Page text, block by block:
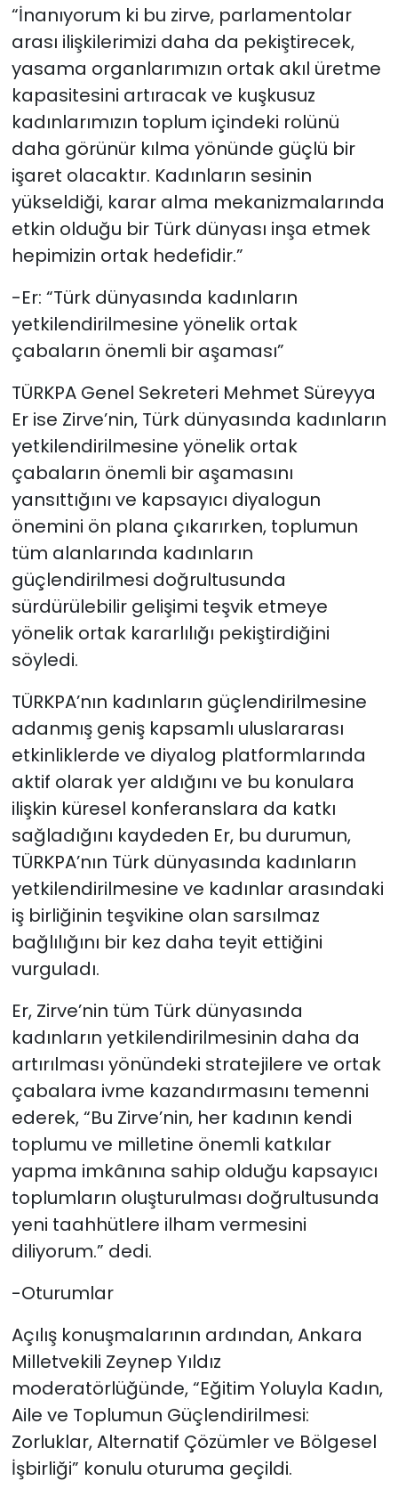
“İnanıyorum ki bu zirve, parlamentolar
arası ilişkilerimizi daha da pekiştirecek,
yasama organlarımızın ortak akıl üretme
kapasitesini artıracak ve kuşkusuz
kadınlarımızın toplum içindeki rolünü
daha görünür kılma yönünde güçlü bir
işaret olacaktır. Kadınların sesinin
yükseldiği, karar alma mekanizmalarında
etkin olduğu bir Türk dünyası inşa etmek
hepimizin ortak hedefidir.”
-Er: “Türk dünyasında kadınların
yetkilendirilmesine yönelik ortak
çabaların önemli bir aşaması”
TÜRKPA Genel Sekreteri Mehmet Süreyya
Er ise Zirve’nin, Türk dünyasında kadınların
yetkilendirilmesine yönelik ortak
çabaların önemli bir aşamasını
yansıttığını ve kapsayıcı diyalogun
önemini ön plana çıkarırken, toplumun
tüm alanlarında kadınların
güçlendirilmesi doğrultusunda
sürdürülebilir gelişimi teşvik etmeye
yönelik ortak kararlılığı pekiştirdiğini
söyledi.
TÜRKPA’nın kadınların güçlendirilmesine
adanmış geniş kapsamlı uluslararası
etkinliklerde ve diyalog platformlarında
aktif olarak yer aldığını ve bu konulara
ilişkin küresel konferanslara da katkı
sağladığını kaydeden Er, bu durumun,
TÜRKPA’nın Türk dünyasında kadınların
yetkilendirilmesine ve kadınlar arasındaki
iş birliğinin teşvikine olan sarsılmaz
bağlılığını bir kez daha teyit ettiğini
vurguladı.
Er, Zirve’nin tüm Türk dünyasında
kadınların yetkilendirilmesinin daha da
artırılması yönündeki stratejilere ve ortak
çabalara ivme kazandırmasını temenni
ederek, “Bu Zirve’nin, her kadının kendi
toplumu ve milletine önemli katkılar
yapma imkânına sahip olduğu kapsayıcı
toplumların oluşturulması doğrultusunda
yeni taahhütlere ilham vermesini
diliyorum.” dedi.
-Oturumlar
Açılış konuşmalarının ardından, Ankara
Milletvekili Zeynep Yıldız
moderatörlüğünde, “Eğitim Yoluyla Kadın,
Aile ve Toplumun Güçlendirilmesi:
Zorluklar, Alternatif Çözümler ve Bölgesel
İşbirliği” konulu oturuma geçildi.